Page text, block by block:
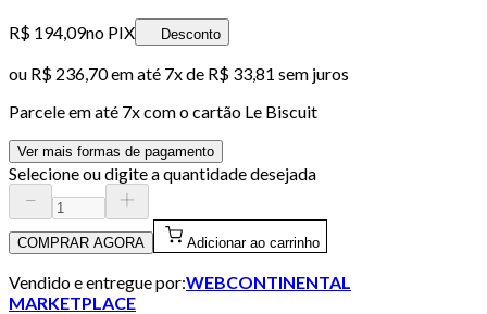
R$ 194,09no PIX Desconto
ou R$ 236,70em até 7x de R$ 33,81 sem juros
Parcele em até 7x com o cartão Le Biscuit
Ver mais formas de pagamento
Selecione ou digite a quantidade desejada
COMPRAR AGORA Adicionar ao carrinho
Vendido e entregue por:WEBCONTINENTAL
MARKETPLACE